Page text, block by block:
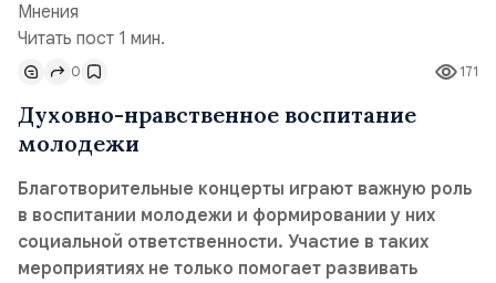
Мнения
Читать пост 1 мин.
171
0
Духовно-нравственное воспитание
молодежи
Благотворительные концерты играют важную роль
в воспитании молодежи и формировании у них
социальной ответственности. Участие в таких
мероприятиях не только помогает развивать